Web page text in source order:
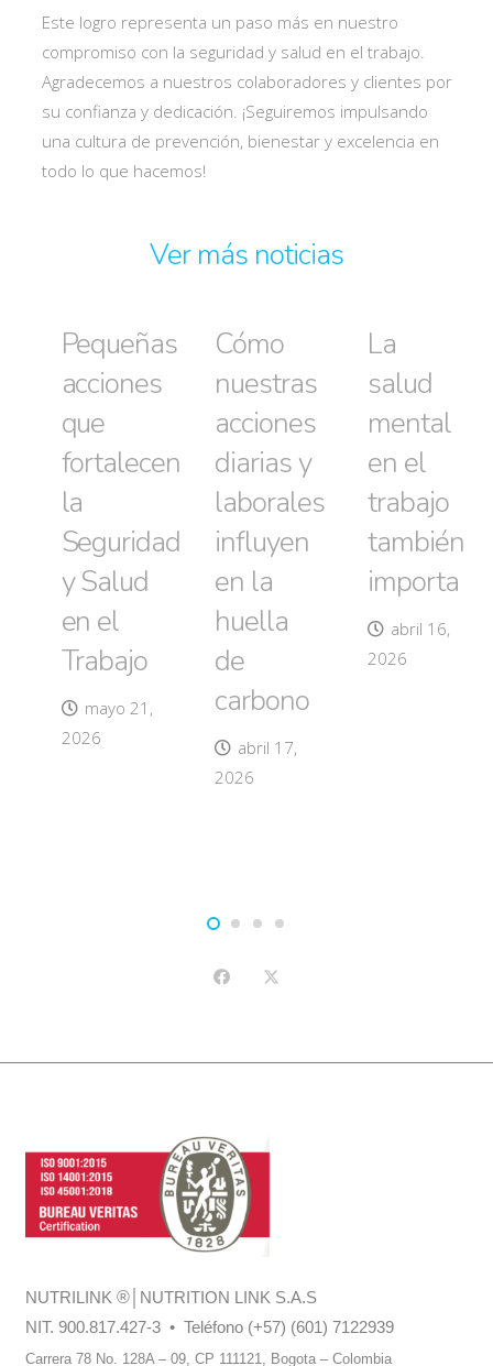
Este logro representa un paso más en nuestro
compromiso con la seguridad y salud en el trabajo.
Agradecemos a nuestros colaboradores y clientes por
su confianza y dedicación. ¡Seguiremos impulsando
una cultura de prevención, bienestar y excelencia en
todo lo que hacemos!
Ver más noticias
Pequeñas
acciones
que
fortalecen
la
Seguridad
y Salud
en el
Trabajo
mayo 21,
2026
Cómo
nuestras
acciones
diarias y
laborales
influyen
en la
huella
de
carbono
abril 17,
2026
La
salud
mental
en el
trabajo
también
importa
abril 16,
2026
NUTRILINK ®│NUTRITION LINK S.A.S
NIT. 900.817.427-3 • Teléfono (+57) (601) 7122939
Carrera 78 No. 128A – 09, CP 111121, Bogota – Colombia